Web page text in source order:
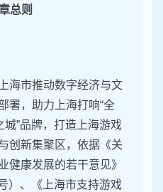
总则
海市推动数字经济与文
署，助力上海打响“全
城”品牌，打造上海游戏
创新集聚区，依据《关
健康发展的若干意见》
）、《上海市支持游戏